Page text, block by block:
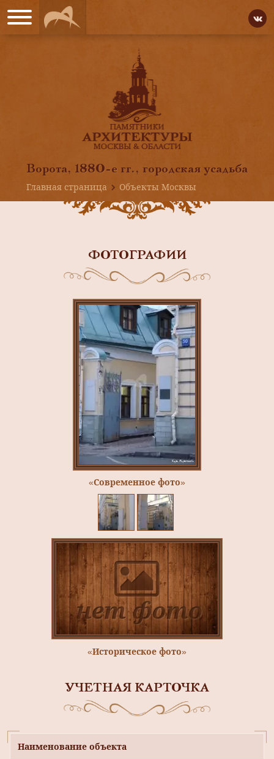
Ворота, 1880-е гг., городская усадьба
Главная страница
Объекты Москвы
ФОТОГРАФИИ
«Современное фото»
«Историческое фото»
УЧЕТНАЯ КАРТОЧКА
Наименование объекта